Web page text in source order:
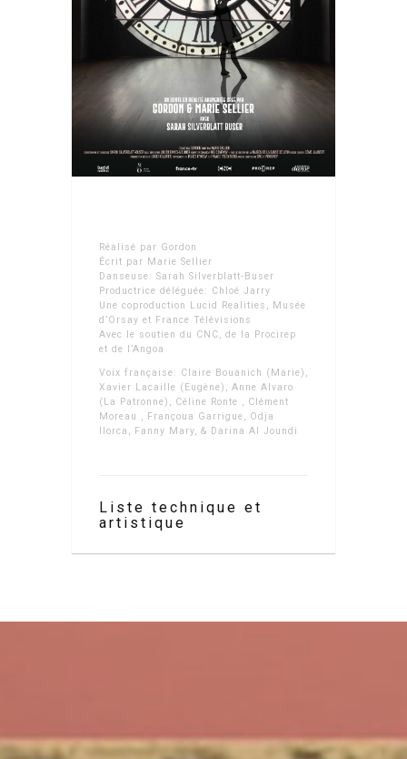
Réalisé par Gordon
Écrit par Marie Sellier
Danseuse: Sarah Silverblatt-Buser
Productrice déléguée: Chloé Jarry
Une coproduction Lucid Realities, Musée
d’Orsay et France Télévisions
Avec le soutien du CNC, de la Procirep
et de l’Angoa
Voix française: Claire Bouanich (Marie),
Xavier Lacaille (Eugène), Anne Alvaro
(La Patronne), Céline Ronte , Clément
Moreau , Françoua Garrigue, Odja
llorca, Fanny Mary, & Darina Al Joundi
Liste technique et
artistique